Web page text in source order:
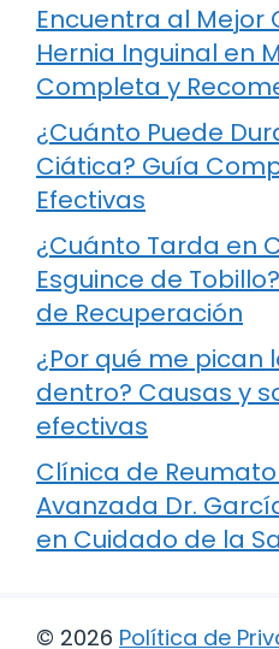
Encuentra al Mejor
Hernia Inguinal en
Completa y
¿Cuánto Puede
Ciática? Guía
Efectivas
¿Cuánto Tarda en
Esguince de
de Recuperación
¿Por qué me pican
dentro? Causas y
efectivas
Clínica de
Avanzada Dr.
en Cuidado de la
© 2026 Política de